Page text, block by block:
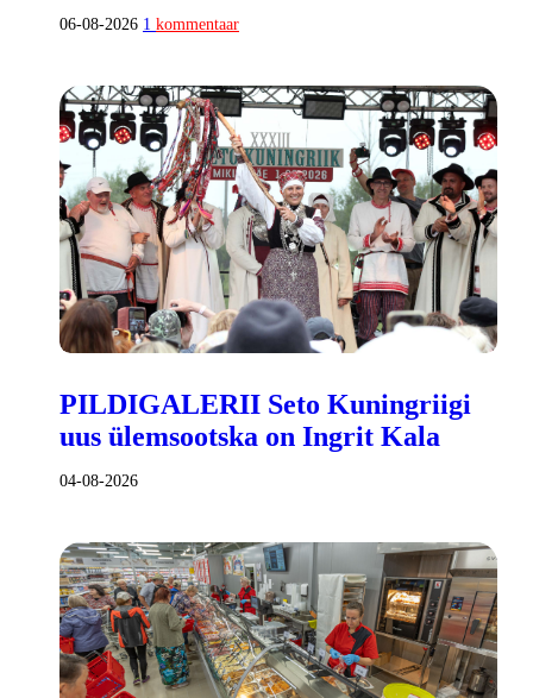
06-08-2026 1 kommentaar
PILDIGALERII Seto Kuningriigi
uus ülemsootska on Ingrit Kala
04-08-2026